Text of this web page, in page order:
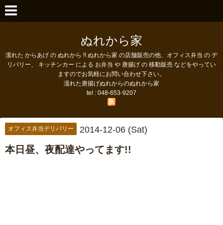
ぬれから家
濡れた からあげ の ぬれから !! ぬれから家 の店舗販売の他、オフィス弁当 の デ
リバリー、 キッチンカー による お弁当 や 唐揚げ の 移動販売 などをやってい
ますのでお気軽にお問い合わせ下さい。
濡れた唐揚げぬれからのぬれから家
tel : 048-653-9207
オフィス弁当デリバリー 2014-12-06 (Sat)
本日昼、夜配達やってます!!